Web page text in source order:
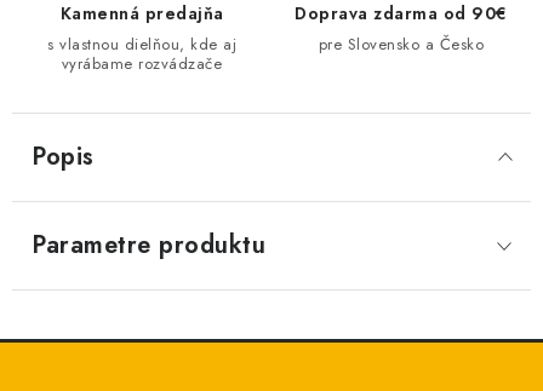
Reklamačný poriadok
Kamenná predajňa
s vlastnou dielňou, kde aj
vyrábame rozvádzače
Doprava zdarma od 90€
pre Slovensko a Česko
Popis
Parametre produktu